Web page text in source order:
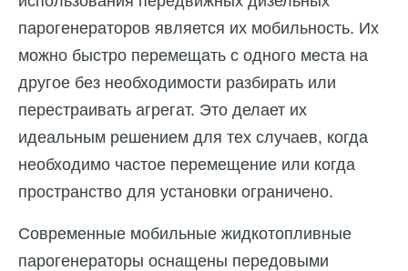
парогенераторов является их мобильность. Их
можно быстро перемещать с одного места на
другое без необходимости разбирать или
перестраивать агрегат. Это делает их
идеальным решением для тех случаев, когда
необходимо частое перемещение или когда
пространство для установки ограничено.
Современные мобильные жидкотопливные
парогенераторы оснащены передовыми